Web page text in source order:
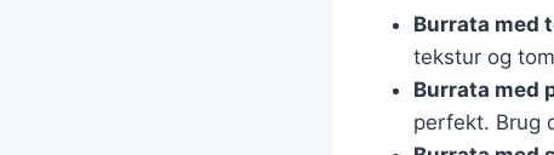
Burrata med
tekstur og
Burrata med
perfekt. Brug